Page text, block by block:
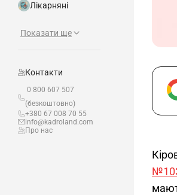
Лікарняні
Показати ще
Контакти
0 800 607 507
(безкоштовно)
+380 67 008 70 55
info@kadroland.com
Про нас